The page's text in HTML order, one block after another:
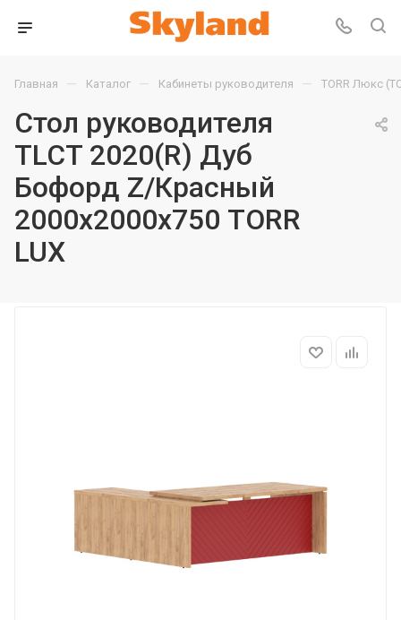
Главная — Каталог — Кабинеты руководителя — TORR Люкс
Стол руководителя
TLCT 2020(R) Дуб
Бофорд Z/Красный
2000х2000х750 TORR
LUX